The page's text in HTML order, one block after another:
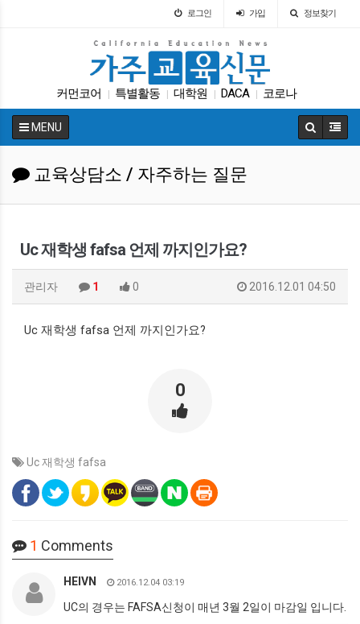
로그인 가입 정보찾기
커먼코어 특별활동 대학원 DACA 코로나
| SAT 매그닛 스쿨 팝사 차터스쿨 UC
MENU
교육상담소 / 자주하는 질문
Uc 재학생 fafsa 언제 까지인가요?
관리자 1 0 2016.12.01 04:50
Uc 재학생 fafsa 언제 까지인가요?
0
Uc 재학생 fafsa
1 Comments
HEIVN 2016.12.04 03:19
UC의 경우는 FAFSA신청이 매년 3월 2일이 마감일 입니다.